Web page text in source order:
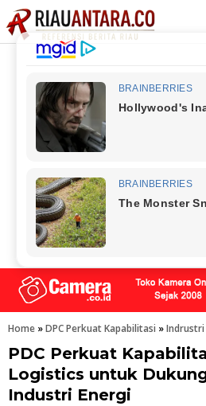
Home »DPC Perkuat Kapabilitasi »Indrustri
PDC Perkuat
Logistics untuk
Industri Energi